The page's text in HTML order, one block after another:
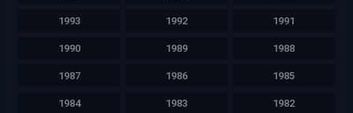
1993 1992 1991
1990 1989 1988
1987 1986 1985
1984 1983 1982